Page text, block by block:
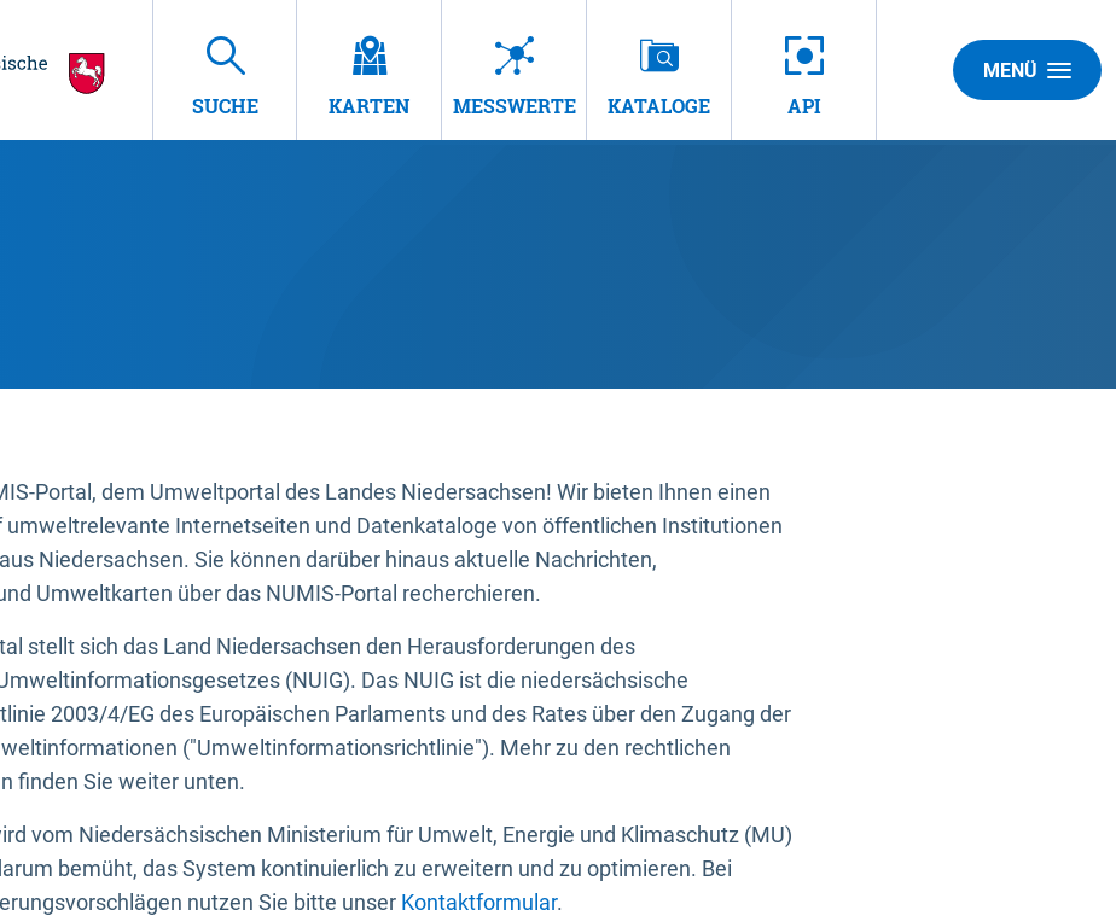
SUCHE KARTEN MESSWERTE KATALOGE API
MENÜ
Portal, dem Umweltportal des Landes Niedersachsen! Wir bieten Ihnen einen
Internetseiten und Datenkataloge von öffentlichen Institutionen
Niedersachsen. Sie können darüber hinaus aktuelle Nachrichten,
Umweltkarten über das NUMIS-Portal recherchieren.
stellt sich das Land Niedersachsen den Herausforderungen des
(NUIG). Das NUIG ist die niedersächsische
2003/4/EG des Europäischen Parlaments und des Rates über den Zugang der
("Umweltinformationsrichtlinie"). Mehr zu den rechtlichen
finden Sie weiter unten.
vom Niedersächsischen Ministerium für Umwelt, Energie und Klimaschutz (MU)
bemüht, das System kontinuierlich zu erweitern und zu optimieren. Bei
nutzen Sie bitte unser Kontaktformular.